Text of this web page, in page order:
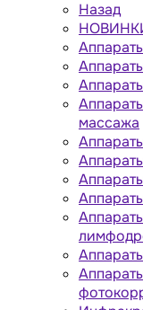
Назад
массажа